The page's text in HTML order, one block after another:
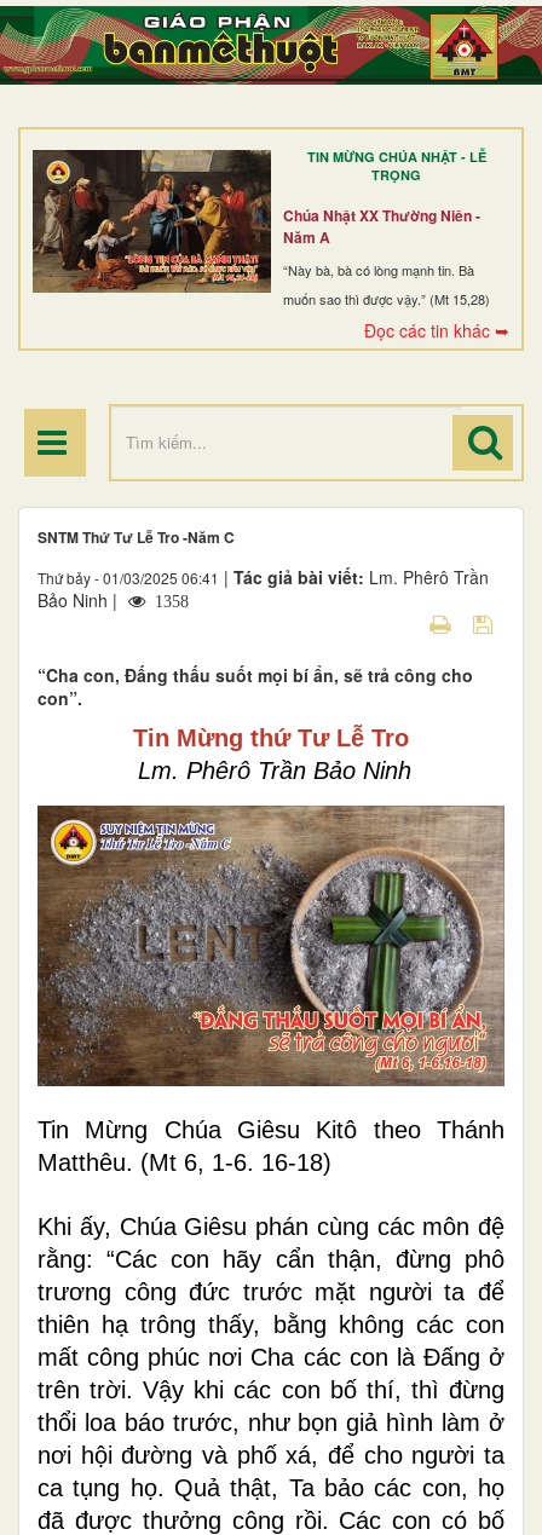
TIN MỪNG CHÚA NHẬT - LỄ
TRỌNG
Chúa Nhật XX Thường Niên -
Năm A
“Này bà, bà có lòng mạnh tin. Bà
muốn sao thì được vậy.” (Mt 15,28)
Đọc các tin khác ➥
TRANG NHẤT
GIỚI THIỆU
DÒNG TU
BAN MỤC VỤ
ĐOÀN THỂ CG
ĐIỂM HÀNH HƯƠNG
SNTM Thứ Tư Lễ Tro -Năm C
Thứ bảy - 01/03/2025 06:41 | Tác giả bài viết: Lm. Phêrô Trần
Bảo Ninh |
1358
“Cha con, Ðấng thấu suốt mọi bí ẩn, sẽ trả công cho
con”.
Tin Mừng thứ Tư Lễ Tro
Lm. Phêrô Trần Bảo Ninh
Tin Mừng Chúa Giêsu Kitô theo Thánh
Matthêu. (Mt 6, 1-6. 16-18)
Khi ấy, Chúa Giêsu phán cùng các môn đệ
rằng: “Các con hãy cẩn thận, đừng phô
trương công đức trước mặt người ta để
thiên hạ trông thấy, bằng không các con
mất công phúc nơi Cha các con là Ðấng ở
trên trời. Vậy khi các con bố thí, thì đừng
thổi loa báo trước, như bọn giả hình làm ở
nơi hội đường và phố xá, để cho người ta
ca tụng họ. Quả thật, Ta bảo các con, họ
đã được thưởng công rồi. Các con có bố